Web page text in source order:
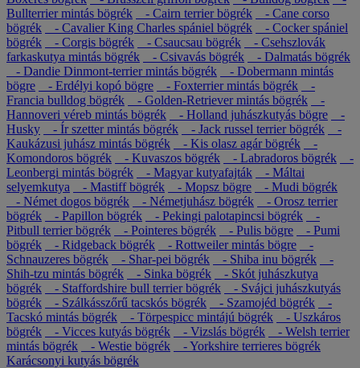
Bullterrier mintás bögrék
- Cairn terrier bögrék
- Cane corso
bögrék
- Cavalier King Charles spániel bögrék
- Cocker spániel
bögrék
- Corgis bögrék - Csaucsau bögrék
- Csehszlovák
farkaskutya mintás bögrék
- Csivavás bögrék
- Dalmatás bögrék
- Dandie Dinmont-terrier mintás bögrék
- Dobermann mintás
bögre
- Erdélyi kopó bögre - Foxterrier mintás bögrék
-
Francia bulldog bögrék
- Golden-Retriever mintás bögrék
-
Hannoveri véreb mintás bögrék
- Holland juhászkutyás bögre
-
Husky
- Ír szetter mintás bögrék - Jack russel terrier bögrék
-
Kaukázusi juhász mintás bögrék
- Kis olasz agár bögrék
-
Komondoros bögrék
- Kuvaszos bögrék - Labradoros bögrék
-
Leonbergi mintás bögrék
- Magyar kutyafajták
- Máltai
selyemkutya
- Mastiff bögrék - Mopsz bögre
- Mudi bögrék
- Német dogos bögrék
- Németjuhász bögrék
- Orosz terrier
bögrék
- Papillon bögrék - Pekingi palotapincsi bögrék
-
Pitbull terrier bögrék
- Pointeres bögrék - Pulis bögre
- Pumi
bögrék
- Ridgeback bögrék - Rottweiler mintás bögre
-
Schnauzeres bögrék
- Shar-pei bögrék - Shiba inu bögrék
-
Shih-tzu mintás bögrék
- Sinka bögrék
- Skót juhászkutya
bögrék
- Staffordshire bull terrier bögrék
- Svájci juhászkutyás
bögrék
- Szálkásszőrű tacskós bögrék - Szamojéd bögrék
-
Tacskó mintás bögrék
- Törpespicc mintájú bögrék
- Uszkáros
bögrék
- Vicces kutyás bögrék - Vizslás bögrék
- Welsh terrier
mintás bögrék
- Westie bögrék
- Yorkshire terrieres bögrék
Karácsonyi kutyás bögrék